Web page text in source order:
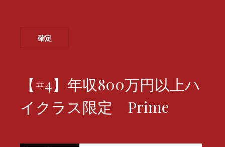
【#4】年収800万円以上ハ
イクラス限定 Prime